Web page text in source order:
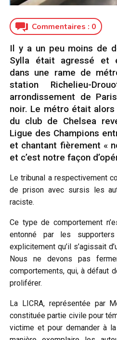
Commentaires : 0
Il y a un peu moins de
Sylla était agressé et
dans une rame de
station Richelieu-
arrondissement de
noir. Le métro était
du club de Chelsea
Ligue des Champions
et chantant fièrement «
et c’est notre façon
Le tribunal a respectivement
de prison avec sursis les
raciste.
Ce type de comportement
entonné par les
explicitement qu’il s’agissait
Nous ne devons pas
comportements, qui, à défaut
proliférer.
La LICRA, représentée par
constituée partie civile pour
victime et pour demander à